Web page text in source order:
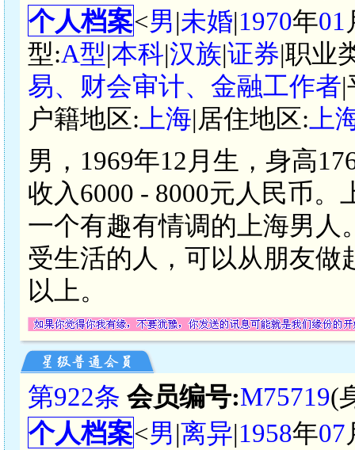
个人档案<男|未婚|1970年01
型:A型|本科|汉族|证券|职业
易、财会审计、金融工作者|
户籍地区: 上海|居住地区: 上
男，1969年12月生，身高
收入6000 - 8000元人民币
一个有趣有情调的上海男人
受生活的人，可以从朋友做
以上。
第922条 会员编号:M75719(
个人档案<男|离异|1958年07